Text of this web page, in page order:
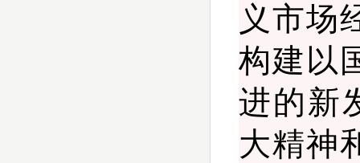
义市场
构建以
进的新
大精神